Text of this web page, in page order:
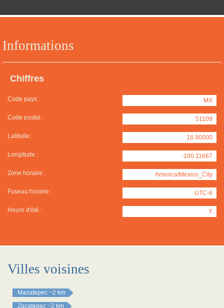
Informations
Chiffres
Code pays : MX
Code postal : 51109
Latitude : 18.90000
Longitude : -100.11667
Zone horaire : America/Mexico_City
Fuseau horaire : UTC-6
Heure d'été : Y
Villes voisines
Mazatepec ~2 km
Zacatepec ~2 km